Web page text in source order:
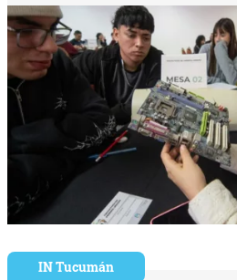
IN Tucumán